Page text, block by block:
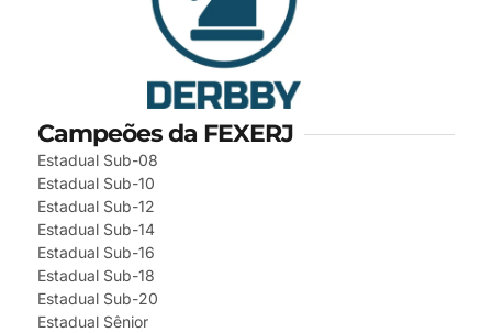
Campeões da FEXERJ
Estadual Sub-08
Estadual Sub-10
Estadual Sub-12
Estadual Sub-14
Estadual Sub-16
Estadual Sub-18
Estadual Sub-20
Estadual Sênior